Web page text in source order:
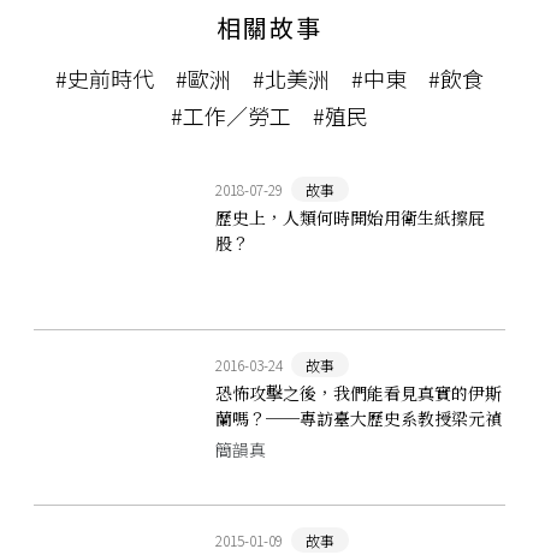
相關故事
#史前時代 #歐洲 #北美洲 #中東
#飲食
#工作／勞工
#殖民
2018-07-29 故事
歷史上，人類何時開始用衛生紙擦屁
股？
2016-03-24 故事
恐怖攻擊之後，我們能看見真實的伊斯
蘭嗎？──專訪臺大歷史系教授梁元禎
簡韻真
2015-01-09 故事